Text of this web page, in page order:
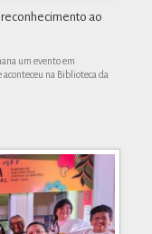
ao
um evento em
aconteceu na Biblioteca da